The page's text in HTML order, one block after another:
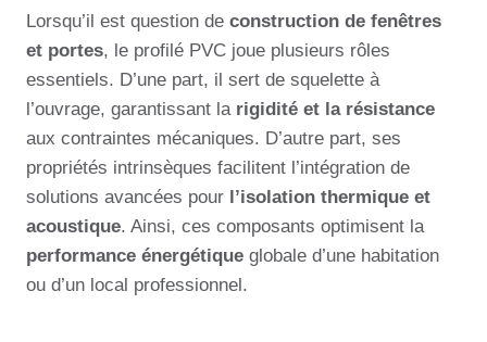
Lorsqu’il est question de construction de fenêtres
et portes, le profilé PVC joue plusieurs rôles
essentiels. D’une part, il sert de squelette à
l’ouvrage, garantissant la rigidité et la résistance
aux contraintes mécaniques. D’autre part, ses
propriétés intrinsèques facilitent l’intégration de
solutions avancées pour l’isolation thermique et
acoustique. Ainsi, ces composants optimisent la
performance énergétique globale d’une habitation
ou d’un local professionnel.